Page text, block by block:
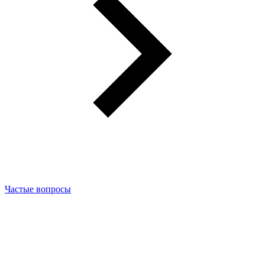
Частые вопросы